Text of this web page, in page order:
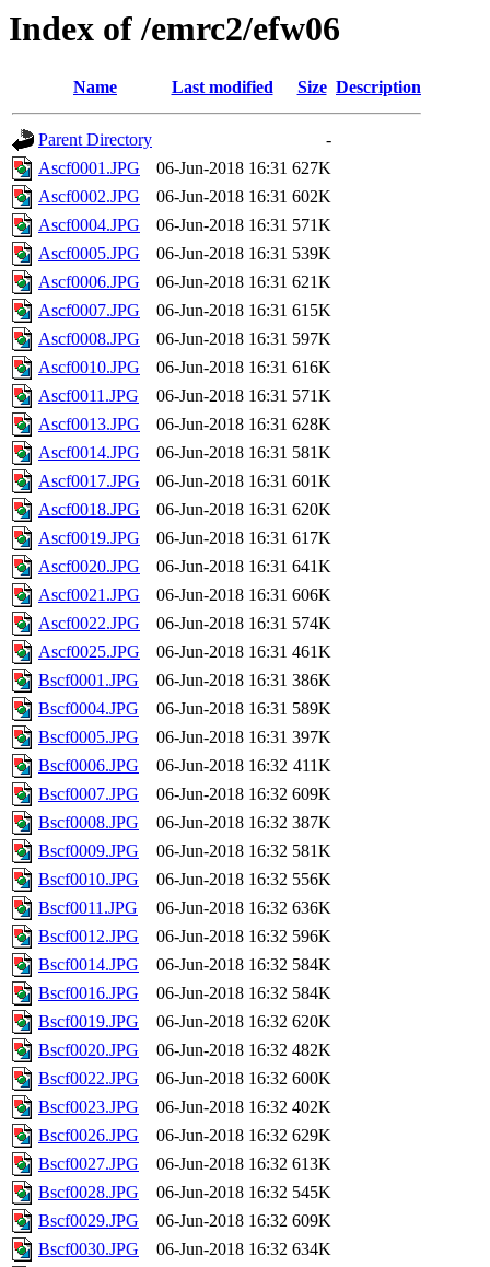
Index of /emrc2/efw06
Name Last modified Size Description
Parent Directory
-
Ascf0001.JPG
06-Jun-2018 16:31 627K
Ascf0002.JPG
06-Jun-2018 16:31 602K
Ascf0004.JPG
06-Jun-2018 16:31 571K
Ascf0005.JPG
06-Jun-2018 16:31 539K
Ascf0006.JPG
06-Jun-2018 16:31 621K
Ascf0007.JPG
06-Jun-2018 16:31 615K
Ascf0008.JPG
06-Jun-2018 16:31 597K
Ascf0010.JPG
06-Jun-2018 16:31 616K
Ascf0011.JPG
06-Jun-2018 16:31 571K
Ascf0013.JPG
06-Jun-2018 16:31 628K
Ascf0014.JPG
06-Jun-2018 16:31 581K
Ascf0017.JPG
06-Jun-2018 16:31 601K
Ascf0018.JPG
06-Jun-2018 16:31 620K
Ascf0019.JPG
06-Jun-2018 16:31 617K
Ascf0020.JPG
06-Jun-2018 16:31 641K
Ascf0021.JPG
06-Jun-2018 16:31 606K
Ascf0022.JPG
06-Jun-2018 16:31 574K
Ascf0025.JPG
06-Jun-2018 16:31 461K
Bscf0001.JPG
06-Jun-2018 16:31 386K
Bscf0004.JPG
06-Jun-2018 16:31 589K
Bscf0005.JPG
06-Jun-2018 16:31 397K
Bscf0006.JPG
06-Jun-2018 16:32 411K
Bscf0007.JPG
06-Jun-2018 16:32 609K
Bscf0008.JPG
06-Jun-2018 16:32 387K
Bscf0009.JPG
06-Jun-2018 16:32 581K
Bscf0010.JPG
06-Jun-2018 16:32 556K
Bscf0011.JPG
06-Jun-2018 16:32 636K
Bscf0012.JPG
06-Jun-2018 16:32 596K
Bscf0014.JPG
06-Jun-2018 16:32 584K
Bscf0016.JPG
06-Jun-2018 16:32 584K
Bscf0019.JPG
06-Jun-2018 16:32 620K
Bscf0020.JPG
06-Jun-2018 16:32 482K
Bscf0022.JPG
06-Jun-2018 16:32 600K
Bscf0023.JPG
06-Jun-2018 16:32 402K
Bscf0026.JPG
06-Jun-2018 16:32 629K
Bscf0027.JPG
06-Jun-2018 16:32 613K
Bscf0028.JPG
06-Jun-2018 16:32 545K
Bscf0029.JPG
06-Jun-2018 16:32 609K
Bscf0030.JPG
06-Jun-2018 16:32 634K